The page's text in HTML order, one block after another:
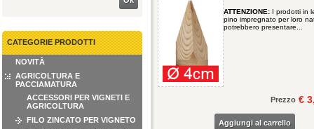
CATEGORIE PRODOTTI
NOVITÀ
AGRICOLTURA E
PACCIAMATURA
ACCESSORI PER VIGNETI E
AGRICOLTURA
FILO ZINCATO PER VIGNETO
ATTENZIONE: I prodotti in
pino impregnato per loro
potrebbero presentare...
Prezzo €
Aggiungi al carrello